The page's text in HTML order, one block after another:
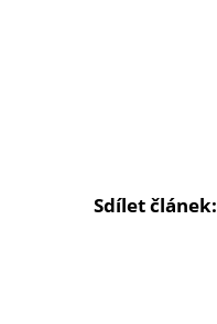
Sdílet článek: